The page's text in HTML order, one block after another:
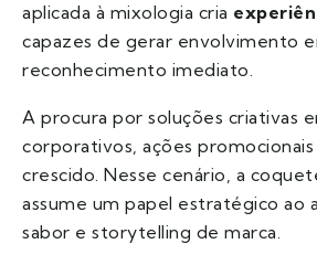
aplicada à mixologia cria
capazes de gerar envolvimento
reconhecimento imediato.
A procura por soluções criativas
corporativos, ações
crescido. Nesse cenário, a
assume um papel estratégico ao
sabor e storytelling de marca.